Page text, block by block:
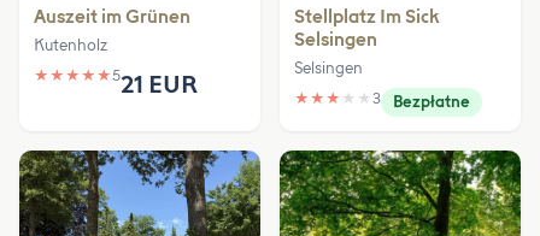
Auszeit im Grünen
Kutenholz
★ ★ ★ ★ ★521 EUR
Stellplatz Im Sick
Selsingen
Selsingen
★ ★ ★ ★ ★ 3 Bezpłatne